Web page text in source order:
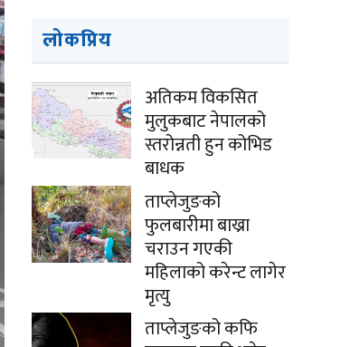
लोकप्रिय
अतिकम विकसित
मुलुकबाट नेपालको
स्तरोन्नती हुन कोभिड
बाधक
ताप्लेजुङको
फुलबारीमा बाख्रा
चराउन गएकी
महिलाको करेन्ट लागेर
मृत्यु
ताप्लेजुङको कफि